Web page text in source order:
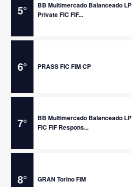
5°
BB Multimercado Balanceado LP
Private FIC FIF...
6° PRASS FIC FIM CP
7°
BB Multimercado Balanceado LP
FIC FIF Respons...
8° GRAN Torino FIM